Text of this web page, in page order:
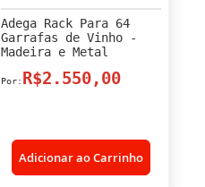
Adega Rack Para 64
Garrafas de Vinho -
Madeira e Metal
R$2.550,00
Adicionar ao Carrinho